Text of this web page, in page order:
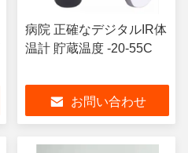
病院 正確なデジタルIR体
温計 貯蔵温度 -20-55C
お問い合わせ